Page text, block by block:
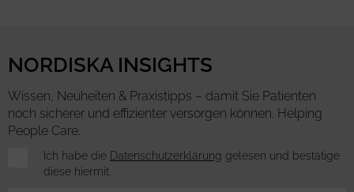
NORDISKA INSIGHTS
Wissen, Neuheiten & Praxistipps – damit Sie Patienten
noch sicherer und effizienter versorgen können. Helping
People Care.
NewsletterIch habe die Datenschutzerklärung gelesen und bestätige
diese hiermit.